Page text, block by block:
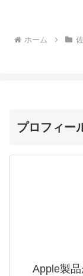
ホーム
プロフィー
Apple製品